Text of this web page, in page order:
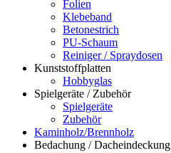
Folien
Klebeband
Betonestrich
PU-Schaum
Reiniger / Spraydosen
Kunststoffplatten
Hobbyglas
Spielgeräte / Zubehör
Spielgeräte
Zubehör
Kaminholz/Brennholz
Bedachung / Dacheindeckung